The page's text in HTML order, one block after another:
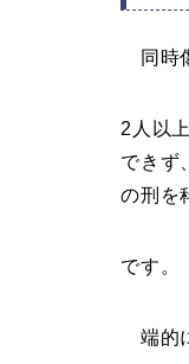
同時
2人以
できず
の刑を
です。
端的